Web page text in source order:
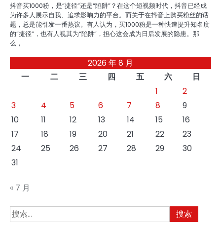
抖音买1000粉，是“捷径”还是“陷阱”？在这个短视频时代，抖音已经成
为许多人展示自我、追求影响力的平台。而关于在抖音上购买粉丝的话
题，总是能引发一番热议。有人认为，买1000粉是一种快速提升知名度
的“捷径”，也有人视其为“陷阱”，担心这会成为日后发展的隐患。那
么，
2026 年 8 月
一
二 三 四 五 六
日
1
2
3
4 5 6 7 8
9
10
11 12 13 14 15
16
17
18 19 20 21 22
23
24
25 26 27 28 29
30
31
« 7 月
搜
索：